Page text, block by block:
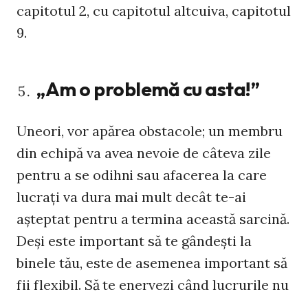
capitotul 2, cu capitotul altcuiva, capitotul
9.
„Am o problemă cu asta!”
Uneori, vor apărea obstacole; un membru
din echipă va avea nevoie de câteva zile
pentru a se odihni sau afacerea la care
lucrați va dura mai mult decât te-ai
așteptat pentru a termina această sarcină.
Deși este important să te gândești la
binele tău, este de asemenea important să
fii flexibil. Să te enervezi când lucrurile nu